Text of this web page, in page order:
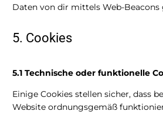
Daten von dir mittels Web-Beacons
5. Cookies
5.1 Technische oder funktionelle
Einige Cookies stellen sicher, dass
Website ordnungsgemäß